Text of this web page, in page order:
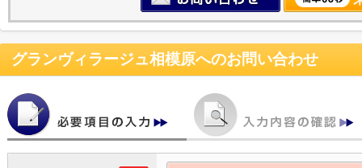
グランヴィラージュ相模原へのお問い合わせ